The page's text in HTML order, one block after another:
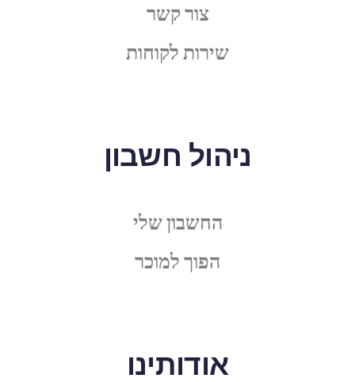
צור קשר
שירות לקוחות
ניהול חשבון
החשבון שלי
הפוך למוכר
אודותינו